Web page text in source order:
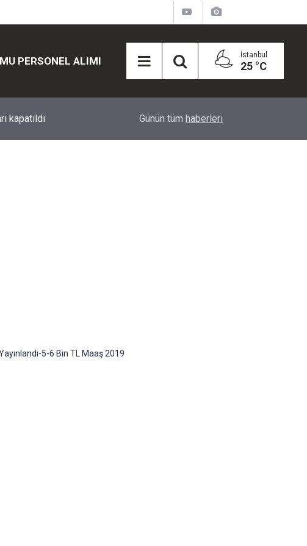
PERSONEL ALIMI İstanbul
25 °C
Eğiti Bir Sen'den Kadınlar İçin Olay Teklif:
Günün tüm haberleri
5-6 Bin TL Maaş 2019